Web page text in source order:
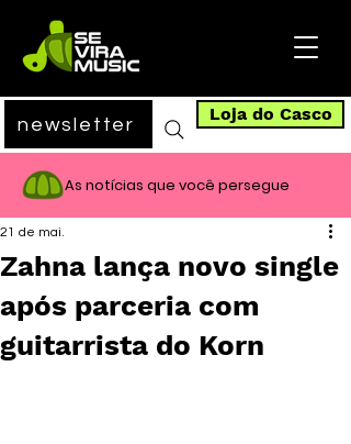
newsletter Loja do Casco
As notícias que você persegue
Zahna lança novo single
após parceria com
guitarrista do Korn
21 de mai.